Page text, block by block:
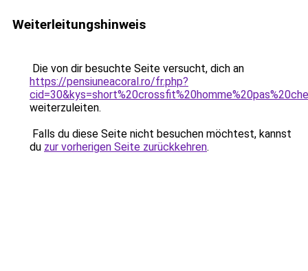
Weiterleitungshinweis
Die von dir besuchte Seite versucht, dich an
https://pensiuneacoral.ro/fr.php?
weiterzuleiten.
Falls du diese Seite nicht besuchen möchtest, kannst
du zur vorherigen Seite zurückkehren.